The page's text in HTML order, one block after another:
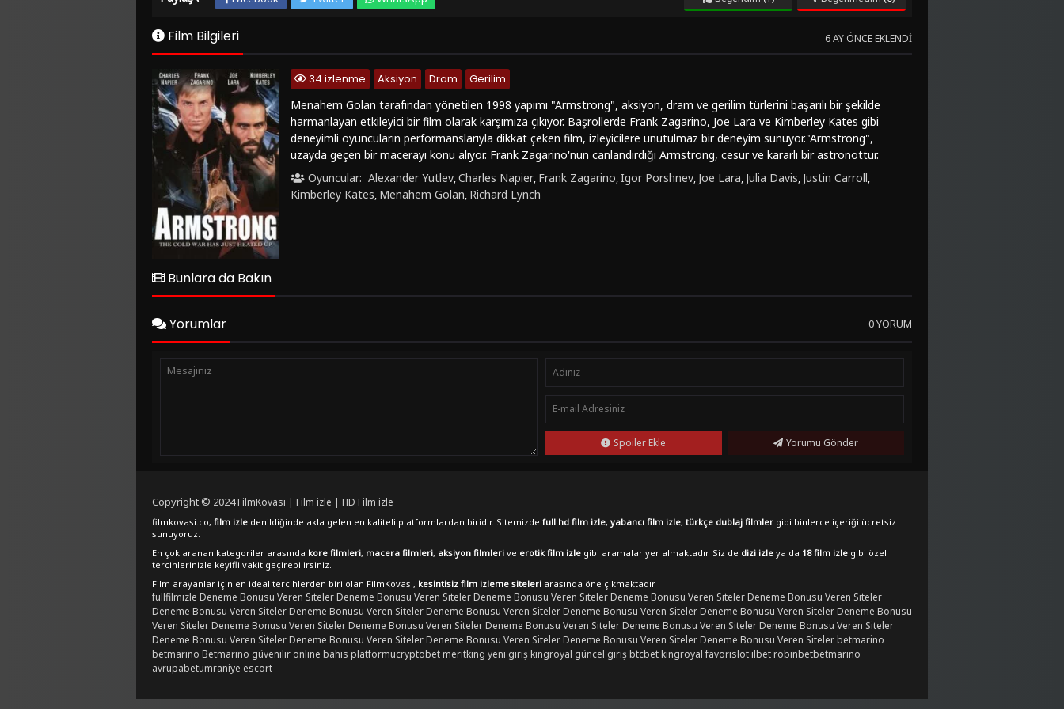
Film Bilgileri 6 AY ÖNCE EKLENDI
34 izlenme Aksiyon Dram
Gerilim
Menahem Golan tarafından yönetilen 1998 yapımı "Armstrong", aksiyon, dram ve gerilim türlerini başarılı bir şekilde
harmanlayan etkileyici bir film olarak karşımıza çıkıyor. Başrollerde Frank Zagarino, Joe Lara ve Kimberley Kates gibi
deneyimli oyuncuların performanslarıyla dikkat çeken film, izleyicilere unutulmaz bir deneyim sunuyor."Armstrong",
uzayda geçen bir macerayı konu alıyor. Frank Zagarino'nun canlandırdığı Armstrong, cesur ve kararlı bir astronottur.
Kendisine verilen görevi başarıyla yerine getirmek için uzayın derinliklerine doğru yola çıkar. Ancak beklenmedik olaylarla
karşılaşır ve zorlu bir mücadele vermek zorunda kalır. Joe Lara ve Kimberley Kates'in canlandırdığı diğer karakterler de
hikayeye derinlik katan unsurlardır.Film, etkileyici görsel efektleri, sürükleyici senaryosu ve güçlü oyunculuk
FilmKovası'na göz atabilirsiniz.
Oyuncular: Alexander Yutlev,Charles Napier, Frank Zagarino,Igor Porshnev, Joe Lara, Julia Davis, Justin Carroll,
Kimberley Kates, Menahem Golan, Richard Lynch
Bunlara da Bakın
Yorumlar 0 YORUM
Spoiler Ekle Yorumu Gönder
Copyright © 2024FilmKovası | Film izle | HD Film izle
filmkovasi.co, film izle denildiğinde akla gelen en kaliteli platformlardan biridir. Sitemizde full hd film izle, yabancı film izle, türkçe dublaj filmler gibi binlerce içeriği ücretsiz
sunuyoruz.
En çok aranan kategoriler arasında kore filmleri, macera filmleri, aksiyon filmleri ve erotik film izle gibi aramalar yer almaktadır. Siz de dizi izle ya da 18 film izle gibi özel
tercihlerinizle keyifli vakit geçirebilirsiniz.
Film arayanlar için en ideal tercihlerden biri olan FilmKovası, kesintisiz film izleme siteleri arasında öne çıkmaktadır.
fullfilmizle Deneme Bonusu Veren SitelerDeneme Bonusu Veren SitelerDeneme Bonusu Veren SitelerDeneme Bonusu Veren SitelerDeneme Bonusu Veren Siteler
Deneme Bonusu Veren SitelerDeneme Bonusu Veren SitelerDeneme Bonusu Veren SitelerDeneme Bonusu Veren SitelerDeneme Bonusu Veren SitelerDeneme Bonusu
Veren SitelerDeneme Bonusu Veren SitelerDeneme Bonusu Veren SitelerDeneme Bonusu Veren SitelerDeneme Bonusu Veren SitelerDeneme Bonusu Veren Siteler
Deneme Bonusu Veren SitelerDeneme Bonusu Veren SitelerDeneme Bonusu Veren SitelerDeneme Bonusu Veren SitelerDeneme Bonusu Veren Sitelerbetmarino
betmarino Betmarino güvenilir online bahis platformucryptobetmeritking yeni girişkingroyal güncel girişbtcbetkingroyal favorislotilbetrobinbetbetmarino
avrupabetümraniye escort